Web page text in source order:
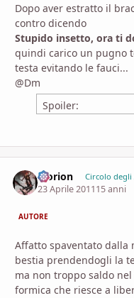
Dopo aver estratto il
contro dicendo
Stupido insetto, ora ti
quindi carico un pugno
testa evitando le fauci...
@Dm
Spoiler:
Morion Circolo degli
23 Aprile 201115 anni
AUTORE
Affatto spaventato dalla
bestia prendendogli la
ma non troppo saldo
formica che riesce a